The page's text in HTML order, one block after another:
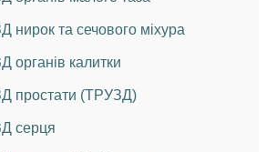
нирок та сечового міхура
органів калитки
простати (ТРУЗД)
серця